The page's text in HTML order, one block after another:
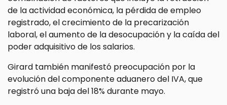
de la actividad económica, la pérdida de empleo
registrado, el crecimiento de la precarización
laboral, el aumento de la desocupación y la caída del
poder adquisitivo de los salarios.
Girard también manifestó preocupación por la
evolución del componente aduanero del IVA, que
registró una baja del 18% durante mayo.